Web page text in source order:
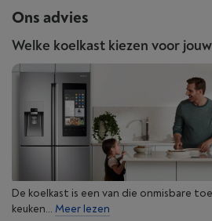
Ons advies
Welke koelkast kiezen voor
De koelkast is een van die onmisbare
keuken... Meer lezen